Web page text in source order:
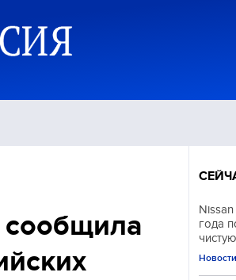
Происшествия
года
Новости